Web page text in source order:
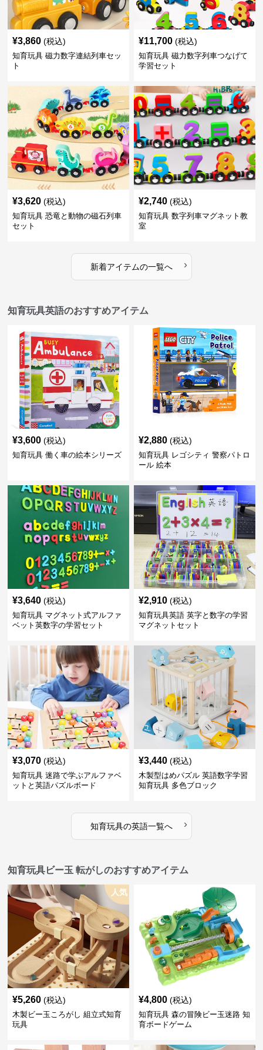
¥3,860 (税込)
知育玩具 磁力数字連結列車セッ
ト
¥11,700 (税込)
知育玩具 磁力数字列車つなげて
学習セット
¥3,620 (税込)
知育玩具 恐竜と動物の磁石列車
セット
¥2,740 (税込)
知育玩具 数字列車マグネット教
室
新着アイテムの一覧へ ›
知育玩具英語のおすすめアイテム
¥3,600 (税込)
知育玩具 働く車の絵本シリーズ
¥2,880 (税込)
知育玩具 レゴシティ 警察パトロ
ール 絵本
¥3,640 (税込)
知育玩具 マグネット式アルファ
ベット英数字の学習セット
¥2,910 (税込)
知育玩具英語 英字と数字の学習
マグネットセット
¥3,070 (税込)
知育玩具 迷路で学ぶアルファベ
ットと英語パズルボード
¥3,440 (税込)
木製型はめパズル 英語数字学習
知育玩具 多色ブロック
知育玩具の英語一覧へ ›
知育玩具ビー玉 転がしのおすすめアイテム
人気
¥5,260 (税込)
木製ビー玉ころがし 組立式知育
玩具
¥4,800 (税込)
知育玩具 森の冒険ビー玉迷路 知
育ボードゲーム